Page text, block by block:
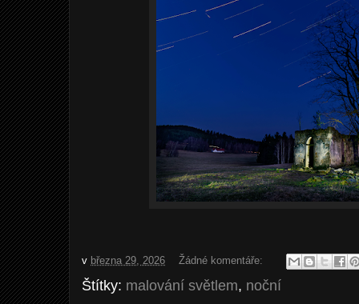
v března 29, 2026 Žádné komentáře:
Štítky: malování světlem, noční